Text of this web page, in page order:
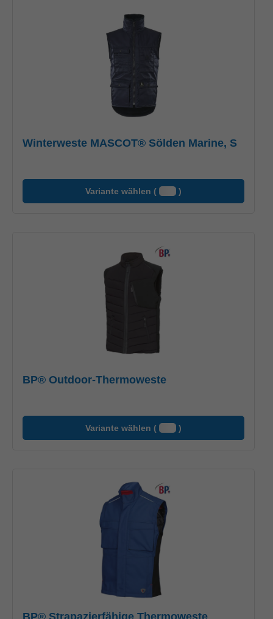
Winterweste MASCOT® Sölden Marine, S
Variante wählen ( )
BP® Outdoor-Thermoweste
Variante wählen ( )
BP® Strapazierfähige Thermoweste